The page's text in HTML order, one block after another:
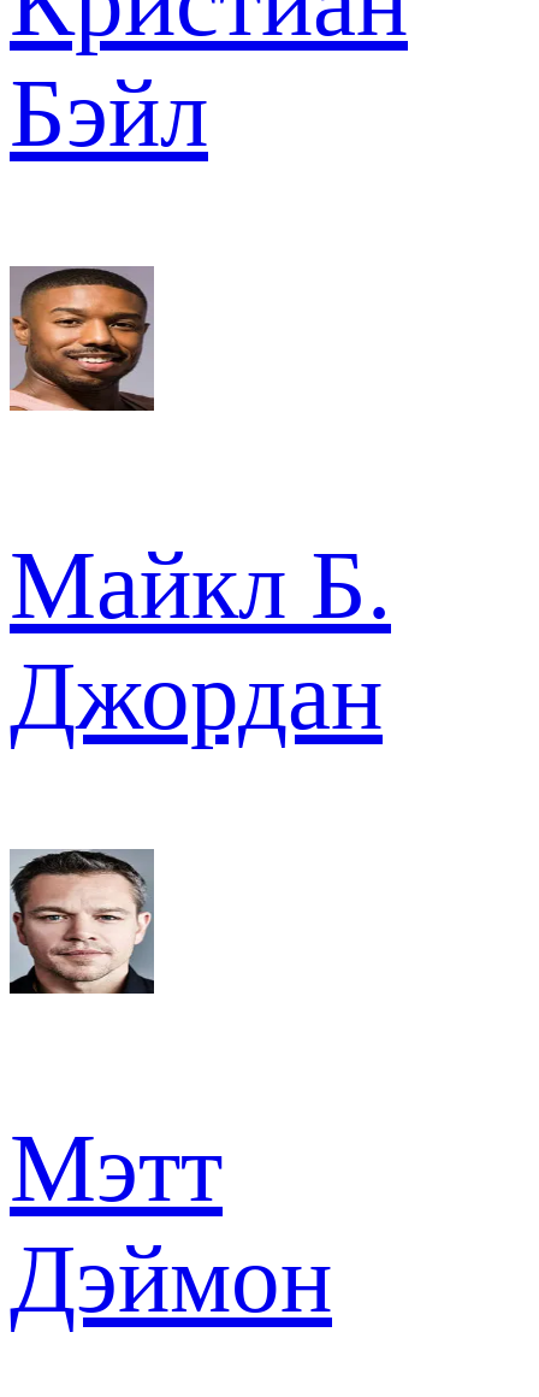
Бэйл
Майкл Б.
Джордан
Мэтт
Дэймон